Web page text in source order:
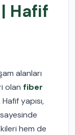
| Hafif
alanları
olan fiber
yapısı,
sayesinde
hem de